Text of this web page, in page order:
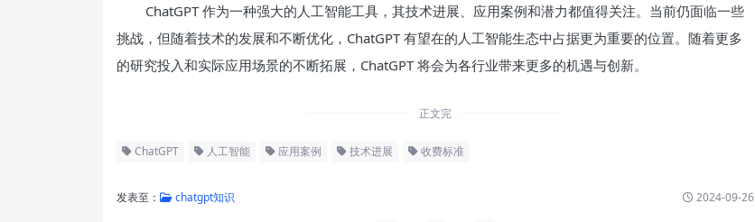
ChatGPT 作为一种强大的人工智能工具，其技术进展、应用案例和潜力都值得关注。当前仍面临一些
挑战，但随着技术的发展和不断优化，ChatGPT 有望在的人工智能生态中占据更为重要的位置。随着更多
的研究投入和实际应用场景的不断拓展，ChatGPT 将会为各行业带来更多的机遇与创新。
正文完
ChatGPT 人工智能 应用案例 技术进展 收费标准
发表至： chatgpt知识 2024-09-26